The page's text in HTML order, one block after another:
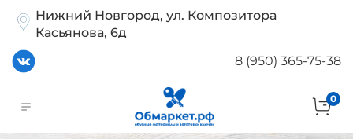
Нижний Новгород, ул. Композитора
Касьянова, 6д
8 (950) 365-75-38
0